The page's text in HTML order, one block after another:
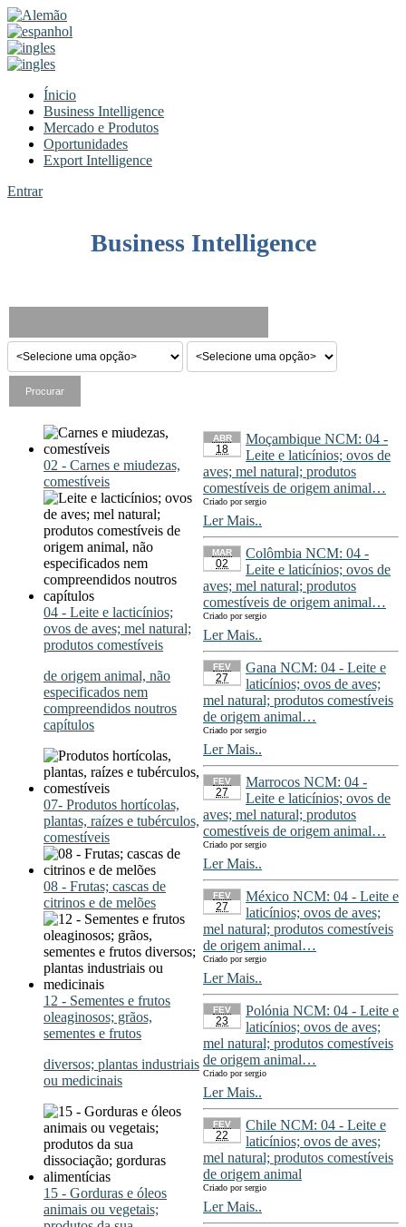
Ínicio
Business Intelligence
Mercado e Produtos
Oportunidades
Export Intelligence
Entrar
Business Intelligence
02 - Carnes e miudezas,
comestíveis
04 - Leite e lacticínios;
ovos de aves; mel natural;
produtos comestíveis
de origem animal, não
especificados nem
compreendidos noutros
capítulos
07- Produtos hortícolas,
plantas, raízes e tubérculos,
comestíveis
08 - Frutas; cascas de
citrinos e de melões
12 - Sementes e frutos
oleaginosos; grãos,
sementes e frutos
diversos; plantas industriais
ou medicinais
15 - Gorduras e óleos
animais ou vegetais;
ABR
18
Moçambique NCM: 04 -
Leite e laticínios; ovos de
aves; mel natural; produtos
comestíveis de origem animal…
Criado por sergio
Ler Mais..
MAR
02
Colômbia NCM: 04 -
Leite e laticínios; ovos de
aves; mel natural; produtos
comestíveis de origem animal…
Criado por sergio
Ler Mais..
FEV
27
Gana NCM: 04 - Leite e
laticínios; ovos de aves;
mel natural; produtos comestíveis
de origem animal…
Criado por sergio
Ler Mais..
FEV
27
Marrocos NCM: 04 -
Leite e laticínios; ovos de
aves; mel natural; produtos
comestíveis de origem animal…
Criado por sergio
Ler Mais..
FEV
27
México NCM: 04 - Leite e
laticínios; ovos de aves;
mel natural; produtos comestíveis
de origem animal…
Criado por sergio
Ler Mais..
FEV
23
Polónia NCM: 04 - Leite e
laticínios; ovos de aves;
mel natural; produtos comestíveis
de origem animal…
Criado por sergio
Ler Mais..
FEV
22
Chile NCM: 04 - Leite e
laticínios; ovos de aves;
mel natural; produtos comestíveis
de origem animal
Criado por sergio
Ler Mais..